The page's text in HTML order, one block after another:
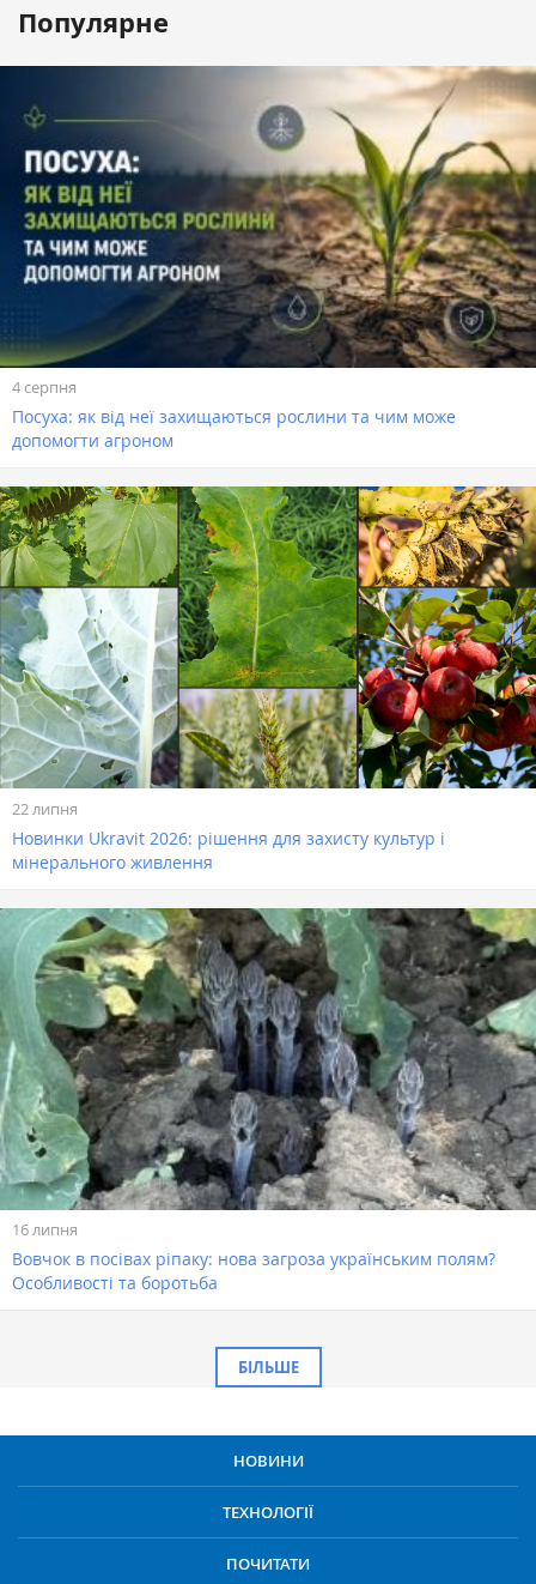
Популярне
4 серпня
Посуха: як від неї захищаються рослини та чим може
допомогти агроном
22 липня
Новинки Ukravit 2026: рішення для захисту культур і
мінерального живлення
16 липня
Вовчок в посівах ріпаку: нова загроза українським полям?
Особливості та боротьба
БІЛЬШЕ
НОВИНИ
ТЕХНОЛОГІЇ
ПОЧИТАТИ